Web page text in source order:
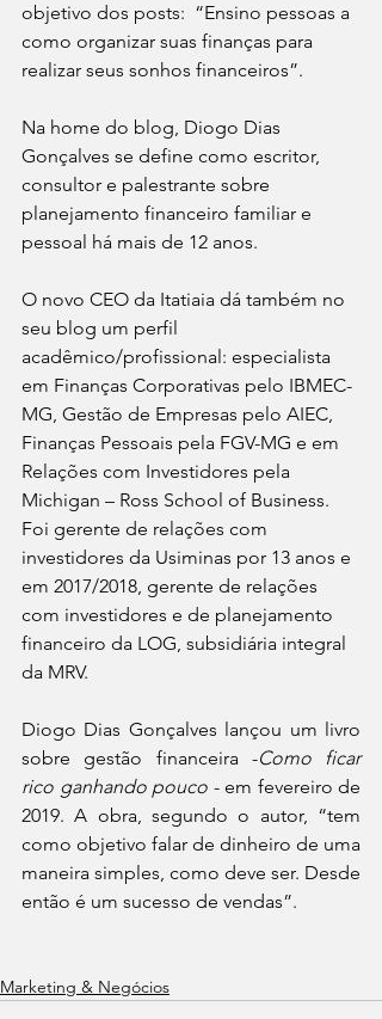
objetivo dos posts:  “Ensino pessoas a
como organizar suas finanças para
realizar seus sonhos financeiros”.
Na home do blog, Diogo Dias
Gonçalves se define como escritor,
consultor e palestrante sobre
planejamento financeiro familiar e
pessoal há mais de 12 anos.
O novo CEO da Itatiaia dá também no
seu blog um perfil
acadêmico/profissional: especialista
em Finanças Corporativas pelo IBMEC-
MG, Gestão de Empresas pelo AIEC,
Finanças Pessoais pela FGV-MG e em
Relações com Investidores pela
Michigan – Ross School of Business.
Foi gerente de relações com
investidores da Usiminas por 13 anos e
em 2017/2018, gerente de relações
com investidores e de planejamento
financeiro da LOG, subsidiária integral
da MRV.
Diogo Dias Gonçalves lançou um livro
sobre gestão financeira -Como ficar
rico ganhando pouco - em fevereiro de
2019. A obra, segundo o autor, “tem
como objetivo falar de dinheiro de uma
maneira simples, como deve ser. Desde
então é um sucesso de vendas”.
Marketing & Negócios